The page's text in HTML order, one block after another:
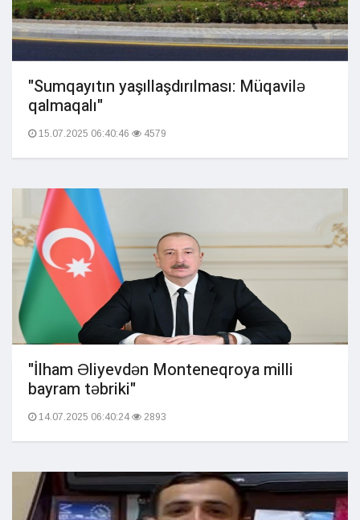
"Sumqayıtın yaşıllaşdırılması: Müqavilə
qalmaqalı"
15.07.2025 06:40:46 4579
"İlham Əliyevdən Monteneqroya milli
bayram təbriki"
14.07.2025 06:40:24 2893